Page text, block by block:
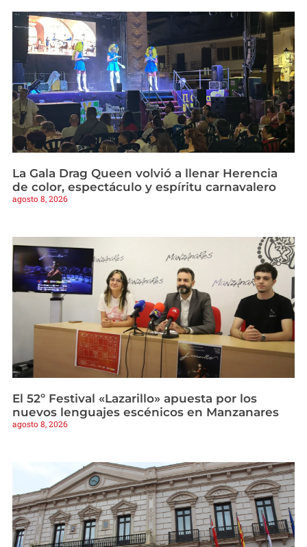
La Gala Drag Queen volvió a llenar Herencia
de color, espectáculo y espíritu carnavalero
agosto 8, 2026
El 52º Festival «Lazarillo» apuesta por los
nuevos lenguajes escénicos en Manzanares
agosto 8, 2026